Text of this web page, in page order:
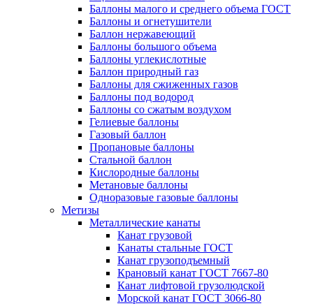
Баллоны малого и среднего объема ГОСТ
Баллоны и огнетушители
Баллон нержавеющий
Баллоны большого объема
Баллоны углекислотные
Баллон природный газ
Баллоны для сжиженных газов
Баллоны под водород
Баллоны со сжатым воздухом
Гелиевые баллоны
Газовый баллон
Пропановые баллоны
Стальной баллон
Кислородные баллоны
Метановые баллоны
Одноразовые газовые баллоны
Метизы
Металлические канаты
Канат грузовой
Канаты стальные ГОСТ
Канат грузоподъемный
Крановый канат ГОСТ 7667-80
Канат лифтовой грузолюдской
Морской канат ГОСТ 3066-80